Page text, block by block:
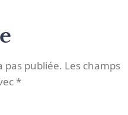
pas publiée. Les champs
*